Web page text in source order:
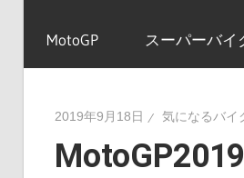
MotoGP スーパーバイ
2019年9月18日 気になるバイ